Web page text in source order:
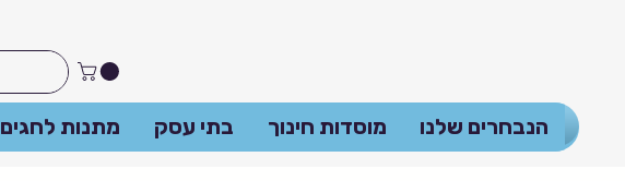
הנבחרים שלנו מוסדות חינוך בתי עסק מתנות לחגים